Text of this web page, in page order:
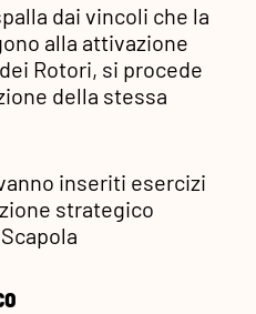
dai vincoli che la
alla attivazione
Rotori, si procede
della stessa
inseriti esercizi
strategico